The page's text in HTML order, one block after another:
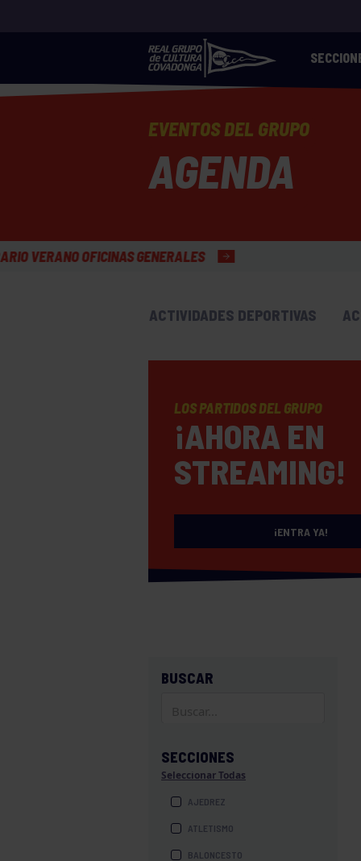
EVENTOS DEL GRUPO
AGENDA
ACTIVIDADES DEPORTIVAS
LOS PARTIDOS DEL GRUPO
¡AHORA EN
STREAMING!
¡ENTRA YA!
BUSCAR
SECCIONES
Seleccionar Todas
AJEDREZ
ATLETISMO
BALONCESTO